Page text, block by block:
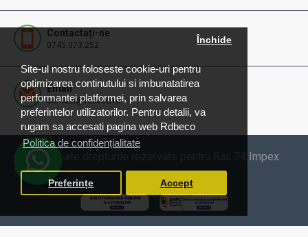
Site-ul nostru foloseste cookie-uri pentru
optimizarea continutului si imbunatatirea
performantei platformei, prin salvarea
preferintelor utilizatorilor. Pentru detalii, va
rugam sa accesati pagina web Rdbeco
Politica de confidențialitate
Închide
Preferințe Accept
Contactați-ne
0745.073.252
Email
contact@rdbeco.ro
© 2025 Toate drepturile rezervate pentru Rac 74 Impex
SRL